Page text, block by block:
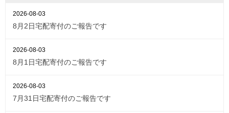
8月2日宅配寄付のご報告です
2026-08-03
8月1日宅配寄付のご報告です
2026-08-03
7月31日宅配寄付のご報告です
2026-08-03